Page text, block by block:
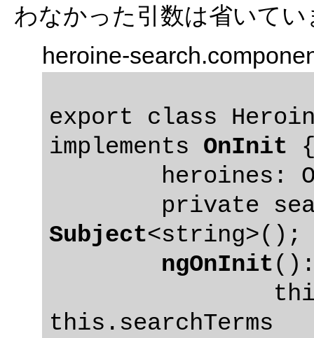
わなかった引数は省いてい
heroine-
export class
implements OnInit
Subject<string>();
ngOnInit
this.searchTerms